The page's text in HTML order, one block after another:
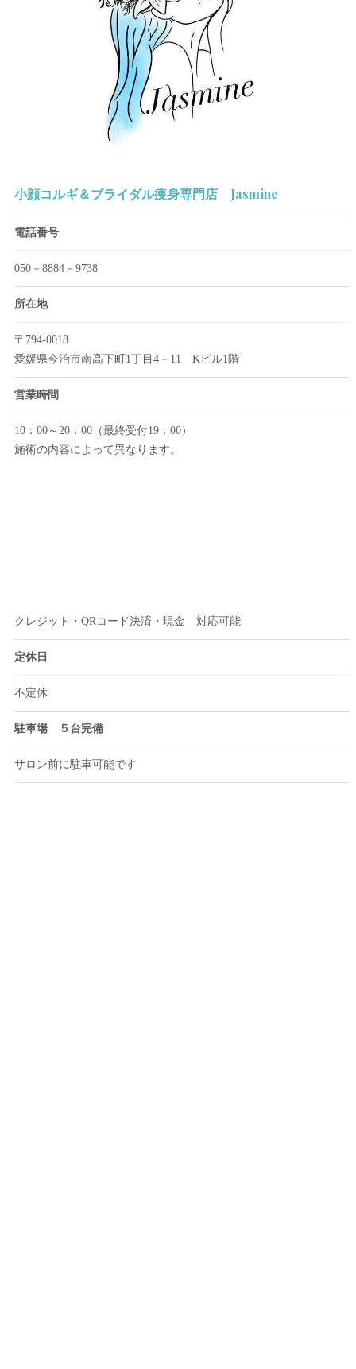
小顔コルギ＆ブライダル痩身専門店 Jasmine
電話番号
050－8884－9738
所在地
〒794-0018
愛媛県今治市南高下町1丁目4－11 Kビル1階
営業時間
10：00～20：00（最終受付19：00）
施術の内容によって異なります。
クレジット・QRコード決済・現金 対応可能
定休日
不定休
駐車場 ５台完備
サロン前に駐車可能です